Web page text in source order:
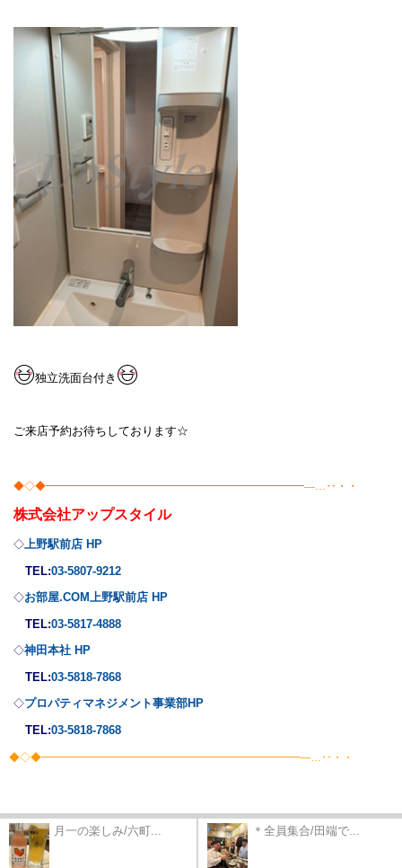
独立洗面台付き
ご来店予約お待ちしております☆
◆◇◆━━━━━━━━━━━━━━━━━━━━━━━━―…‥・・
株式会社アップスタイル
◇上野駅前店 HP
TEL:03-5807-9212
◇お部屋.COM上野駅前店 HP
TEL:03-5817-4888
◇神田本社 HP
TEL:03-5818-7868
◇プロパティマネジメント事業部HP
TEL:03-5818-7868
◆◇◆━━━━━━━━━━━━━━━━━━━━━━━━―…‥・・
月一の楽しみ/六町... ＊全員集合/田端で...